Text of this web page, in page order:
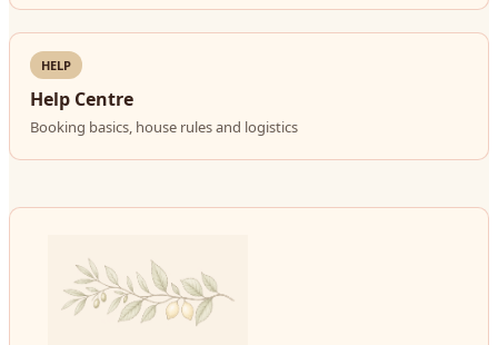
HELP
Help Centre
Booking basics, house rules and logistics